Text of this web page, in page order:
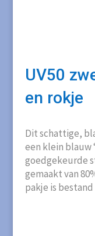
UV50
en rokje
Dit schattige,
een klein blauw
goedgekeurde
gemaakt van
pakje is